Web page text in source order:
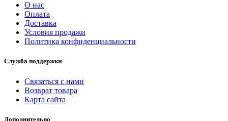
О нас
Оплата
Доставка
Условия продажи
Политика конфиденциальности
Служба поддержки
Связаться с нами
Возврат товара
Карта сайта
Дополнительно